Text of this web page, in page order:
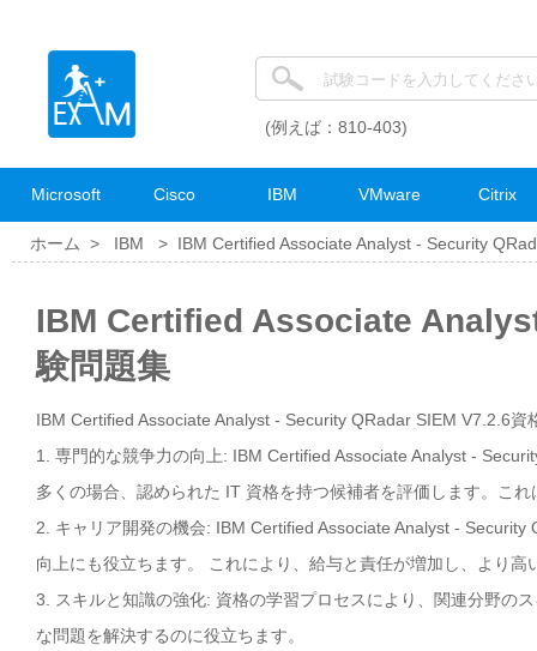
(例えば：810-403)
Microsoft Cisco IBM VMware Citrix
ホーム > IBM > IBM Certified Associate Analyst - Security
IBM Certified Associate
験問題集
IBM Certified Associate Analyst - Security QRadar SIEM V7.2.6資
1. 専門的な競争力の向上: IBM Certified Associate Analyst -
多くの場合、認められた IT 資格を持つ候補者を評価します。こ
2. キャリア開発の機会: IBM Certified Associate Analyst -
向上にも役立ちます。 これにより、給与と責任が増加し、より
3. スキルと知識の強化: 資格の学習プロセスにより、関連分野の
な問題を解決するのに役立ちます。